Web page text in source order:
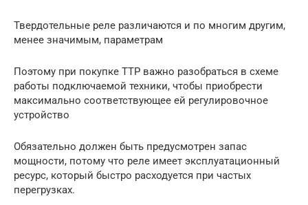
Твердотельные реле различаются и по многим другим,
менее значимым, параметрам
Поэтому при покупке ТТР важно разобраться в схеме
работы подключаемой техники, чтобы приобрести
максимально соответствующее ей регулировочное
устройство
Обязательно должен быть предусмотрен запас
мощности, потому что реле имеет эксплуатационный
ресурс, который быстро расходуется при частых
перегрузках.